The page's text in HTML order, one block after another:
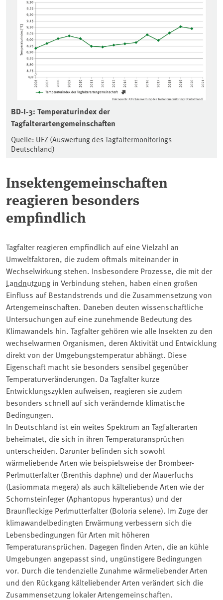
BD-I-3: Temperaturindex der
Tagfalterartengemeinschaften
Quelle: UFZ (Auswertung des Tagfaltermonitorings
Deutschland)
Insektengemeinschaften
reagieren besonders
empfindlich
Tagfalter reagieren empfindlich auf eine Vielzahl an
Umweltfaktoren, die zudem oftmals miteinander in
Wechselwirkung stehen. Insbesondere Prozesse, die mit der
Landnutzung in Verbindung stehen, haben einen großen
Einfluss auf Bestandstrends und die Zusammensetzung von
Artengemeinschaften. Daneben deuten wissenschaftliche
Untersuchungen auf eine zunehmende Bedeutung des
Klimawandels hin. Tagfalter gehören wie alle Insekten zu den
wechselwarmen Organismen, deren Aktivität und Entwicklung
direkt von der Umgebungstemperatur abhängt. Diese
Eigenschaft macht sie besonders sensibel gegenüber
Temperaturveränderungen. Da Tagfalter kurze
Entwicklungszyklen aufweisen, reagieren sie zudem
besonders schnell auf sich verändernde klimatische
Bedingungen.
In Deutschland ist ein weites Spektrum an Tagfalterarten
beheimatet, die sich in ihren Temperaturansprüchen
unterscheiden. Darunter befinden sich sowohl
wärmeliebende Arten wie beispielsweise der Brombeer-
Perlmutterfalter (Brenthis daphne) und der Mauerfuchs
(Lasiommata megera) als auch kälteliebende Arten wie der
Schornsteinfeger (Aphantopus hyperantus) und der
Braunfleckige Perlmutterfalter (Boloria selene). Im Zuge der
klimawandelbedingten Erwärmung verbessern sich die
Lebensbedingungen für Arten mit höheren
Temperaturansprüchen. Dagegen finden Arten, die an kühle
Umgebungen angepasst sind, ungünstigere Bedingungen
vor. Durch die tendenzielle Zunahme wärmeliebender Arten
und den Rückgang kälteliebender Arten verändert sich die
Zusammensetzung lokaler Artengemeinschaften.